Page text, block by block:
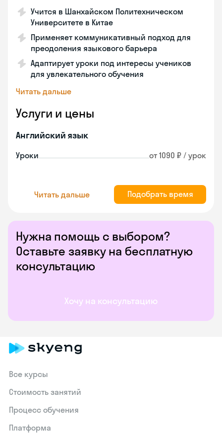
Нужна помощь с выбором?
Оставьте заявку на бесплатную
консультацию
Хочу на консультацию
Учится в Шанхайском Политехническом
Университете в Китае
Применяет коммуникативный подход для
преодоления языкового барьера
Адаптирует уроки под интересы учеников
для увлекательного обучения
Читать дальше
Услуги и цены
Английский язык
Уроки от 1090 ₽ / урок
Читать дальше Подобрать время
Все курсы
Стоимость занятий
Процесс обучения
Платформа